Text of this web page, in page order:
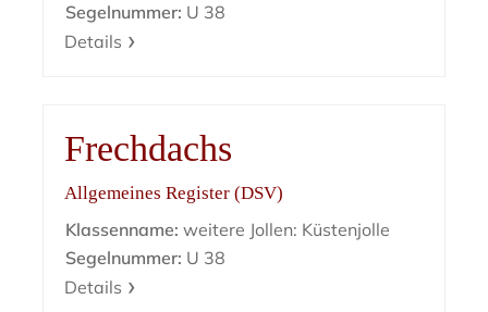
Segelnummer: U 38
Details
Frechdachs
Allgemeines Register (DSV)
Klassenname: weitere Jollen: Küstenjolle
Segelnummer: U 38
Details